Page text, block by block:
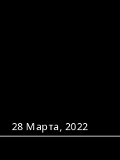
28 Марта, 2022